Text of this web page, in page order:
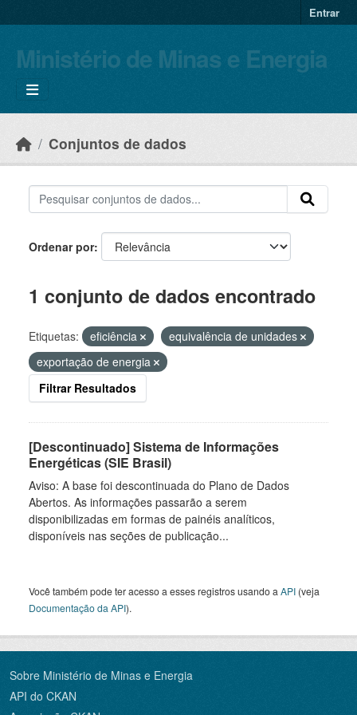
Entrar
Ministério de Minas e Energia
Conjuntos de dados
Ordenar por
1 conjunto de dados encontrado
Etiquetas: eficiência
equivalência de unidades
exportação de energia
Filtrar Resultados
[Descontinuado] Sistema de Informações
Energéticas (SIE Brasil)
Aviso: A base foi descontinuada do Plano de Dados
Abertos. As informações passarão a serem
disponibilizadas em formas de painéis analíticos,
disponíveis nas seções de publicação...
Você também pode ter acesso a esses registros usando a API (veja
Documentação da API).
Sobre Ministério de Minas e Energia
API do CKAN